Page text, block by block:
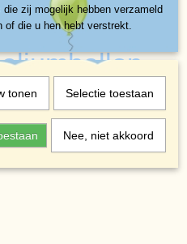
zij mogelijk hebben verzameld
of die u hen hebt verstrekt.
tonen Selectie toestaan
Nee, niet akkoord